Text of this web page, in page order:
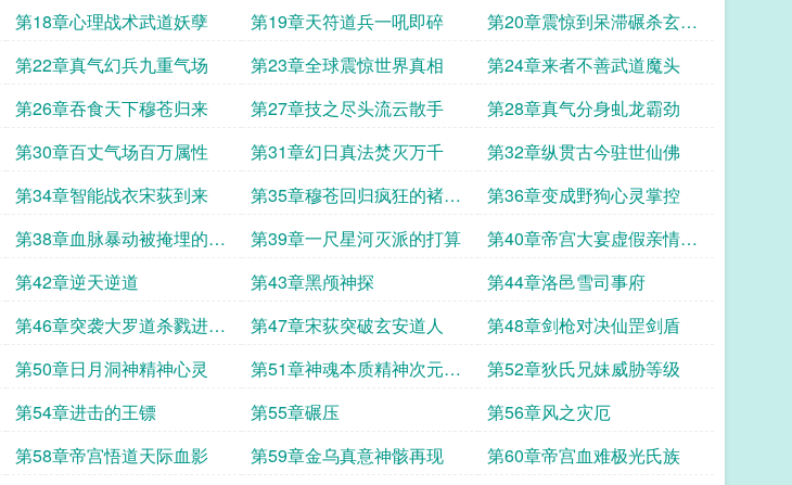
第18章心理战术武道妖孽 第19章天符道兵一吼即碎
第20章震惊到呆滞碾杀玄诚
子
第22章真气幻兵九重气场 第23章全球震惊世界真相
第24章来者不善武道魔头
第26章吞食天下穆苍归来 第27章技之尽头流云散手
第28章真气分身虬龙霸劲
第30章百丈气场百万属性 第31章幻日真法焚灭万千
第32章纵贯古今驻世仙佛
第34章智能战衣宋荻到来
第35章穆苍回归疯狂的褚英
博
第36章变成野狗心灵掌控
第38章血脉暴动被掩埋的信
息
第39章一尺星河灭派的打算
第40章帝宫大宴虚假亲情观
命之术
第42章逆天逆道 第43章黑颅神探
第44章洛邑雪司事府
第46章突袭大罗道杀戮进行
时
第47章宋荻突破玄安道人
第48章剑枪对决仙罡剑盾
第50章日月洞神精神心灵
第51章神魂本质精神次元超
能兄弟会
第52章狄氏兄妹威胁等级
第54章进击的王镖 第55章碾压
第56章风之灾厄
第58章帝宫悟道天际血影 第59章金乌真意神骸再现
第60章帝宫血难极光氏族